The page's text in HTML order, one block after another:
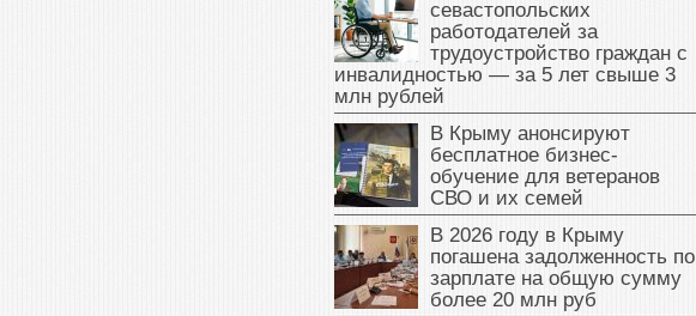
севастопольских
работодателей за
трудоустройство граждан с
инвалидностью — за 5 лет свыше 3
млн рублей
В Крыму анонсируют
бесплатное бизнес-
обучение для ветеранов
СВО и их семей
В 2026 году в Крыму
погашена задолженность по
зарплате на общую сумму
более 20 млн руб